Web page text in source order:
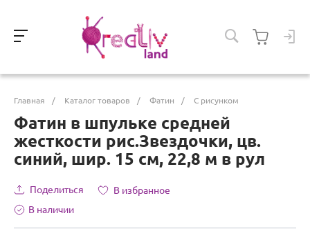
Главная / Каталог товаров / Фатин / С рисунком
Фатин в шпульке средней
жесткости рис.Звездочки, цв.
синий, шир. 15 см, 22,8 м в рул
Поделиться
В избранное
В наличии